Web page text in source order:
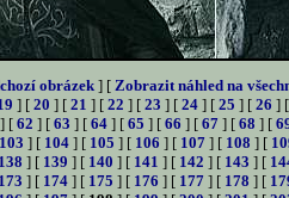
obrázek ] [ Zobrazit náhled na
] [ 20 ] [ 21 ] [ 22 ] [ 23 ] [ 24 ] [ 25 ] [ 26 ] [
] [ 62 ] [ 63 ] [ 64] [ 65 ] [ 66 ] [ 67] [ 68 ] [
103 ] [ 104 ] [ 105 ] [ 106 ] [ 107 ] [ 108 ] [
138 ] [ 139 ] [ 140 ] [ 141 ] [ 142 ] [ 143 ] [
173 ] [ 174] [ 175 ] [ 176 ] [ 177] [ 178 ] [